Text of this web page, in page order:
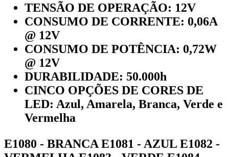
TENSÃO DE OPERAÇÃO: 12V
CONSUMO DE CORRENTE: 0,06A
@ 12V
CONSUMO DE POTÊNCIA: 0,72W
@ 12V
DURABILIDADE: 50.000h
CINCO OPÇÕES DE CORES DE
LED: Azul, Amarela, Branca, Verde e
Vermelha
E1080 - BRANCA E1081 - AZUL E1082 -